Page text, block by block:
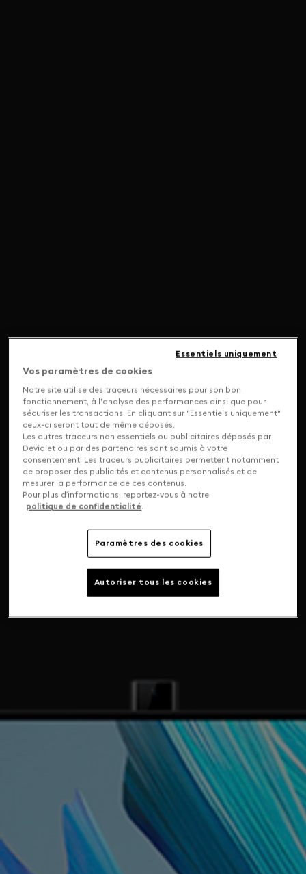
Vos paramètres de cookies
Notre site utilise des traceurs nécessaires pour son bon
fonctionnement, à l'analyse des performances ainsi que pour
sécuriser les transactions. En cliquant sur "Essentiels uniquement"
ceux-ci seront tout de même déposés.
Les autres traceurs non essentiels ou publicitaires déposés par
Devialet ou par des partenaires sont soumis à votre
consentement. Les traceurs publicitaires permettent notamment
de proposer des publicités et contenus personnalisés et de
mesurer la performance de ces contenus.
Pour plus d’informations, reportez-vous à notre
politique de confidentialité.
Paramètres des cookies
Essentiels uniquement
Autoriser tous les cookies